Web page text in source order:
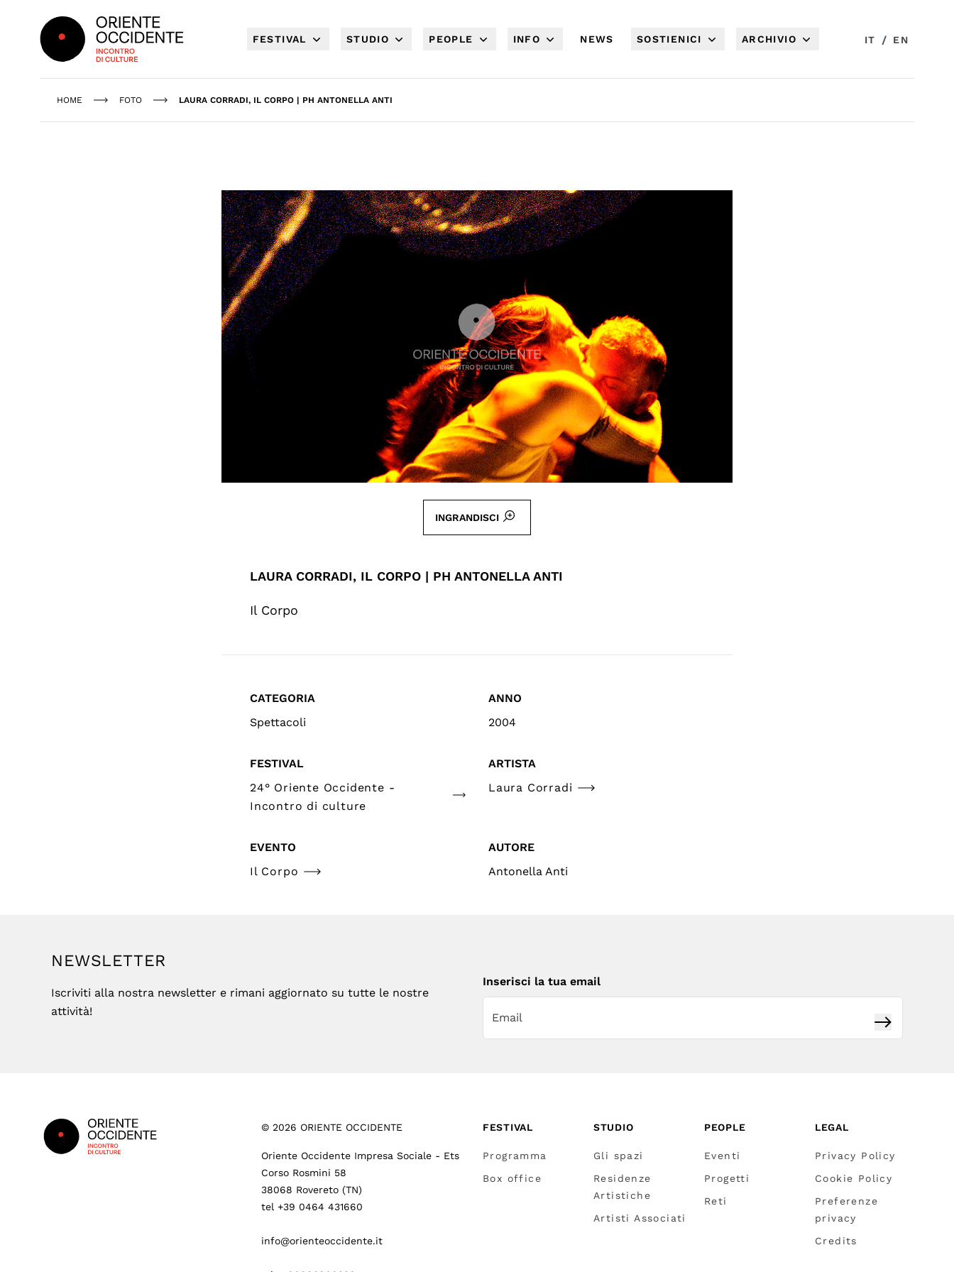
Oriente Occidente
FESTIVAL STUDIO PEOPLE INFO NEWS SOSTIENICI ARCHIVIO IT / EN
HOME FOTO LAURA CORRADI, IL CORPO | PH ANTONELLA ANTI
INGRANDISCI
LAURA CORRADI, IL CORPO | PH ANTONELLA ANTI
Il Corpo
CATEGORIA
Spettacoli
ANNO
2004
FESTIVAL
24° Oriente Occidente -
Incontro di culture
ARTISTA
Laura Corradi
EVENTO
Il Corpo
AUTORE
Antonella Anti
NEWSLETTER
Iscriviti alla nostra newsletter e rimani aggiornato su tutte le nostre
attività!
Inserisci la tua email
Iscriviti
© 2026 ORIENTE OCCIDENTE
Oriente Occidente Impresa Sociale - Ets
Corso Rosmini 58
38068 Rovereto (TN)
tel +39 0464 431660
info@orienteoccidente.it
FESTIVAL
Programma
Box office
STUDIO
Gli spazi
Residenze
Artistiche
Artisti Associati
PEOPLE
Eventi
Progetti
Reti
LEGAL
Privacy Policy
Cookie Policy
Preferenze
privacy
Credits